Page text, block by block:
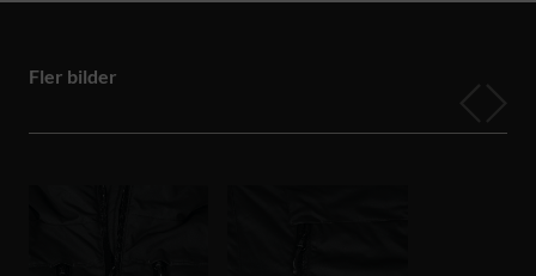
Fler bilder